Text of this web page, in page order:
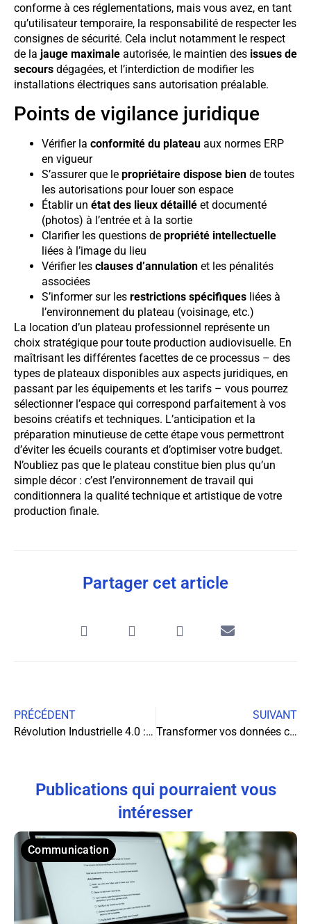
conforme à ces réglementations, mais vous avez, en tant
qu’utilisateur temporaire, la responsabilité de respecter les
consignes de sécurité. Cela inclut notamment le respect
de la jauge maximale autorisée, le maintien des issues de
secours dégagées, et l’interdiction de modifier les
installations électriques sans autorisation préalable.
Points de vigilance juridique
Vérifier la conformité du plateau aux normes ERP
en vigueur
S’assurer que le propriétaire dispose bien de toutes
les autorisations pour louer son espace
Établir un état des lieux détaillé et documenté
(photos) à l’entrée et à la sortie
Clarifier les questions de propriété intellectuelle
liées à l’image du lieu
Vérifier les clauses d’annulation et les pénalités
associées
S’informer sur les restrictions spécifiques liées à
l’environnement du plateau (voisinage, etc.)
La location d’un plateau professionnel représente un
choix stratégique pour toute production audiovisuelle. En
maîtrisant les différentes facettes de ce processus – des
types de plateaux disponibles aux aspects juridiques, en
passant par les équipements et les tarifs – vous pourrez
sélectionner l’espace qui correspond parfaitement à vos
besoins créatifs et techniques. L’anticipation et la
préparation minutieuse de cette étape vous permettront
d’éviter les écueils courants et d’optimiser votre budget.
N’oubliez pas que le plateau constitue bien plus qu’un
simple décor : c’est l’environnement de travail qui
conditionnera la qualité technique et artistique de votre
production finale.
Partager cet article
PRÉCÉDENT
Révolution Industrielle 4.0 : Maîtriser les fondements pour transformer votre entreprise
SUIVANT
Transformer vos données clients en leviers stratégiques
Publications qui pourraient vous
intéresser
Communication